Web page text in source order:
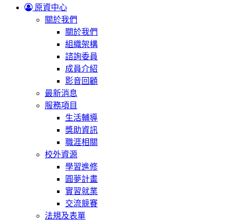
原資中心
關於我們
關於我們
組織架構
諮詢委員
成員介紹
影音回顧
最新消息
服務項目
生活輔導
獎助資訊
職涯相關
校外資源
學習進修
圓夢計畫
實習就業
交流競賽
法規及表單